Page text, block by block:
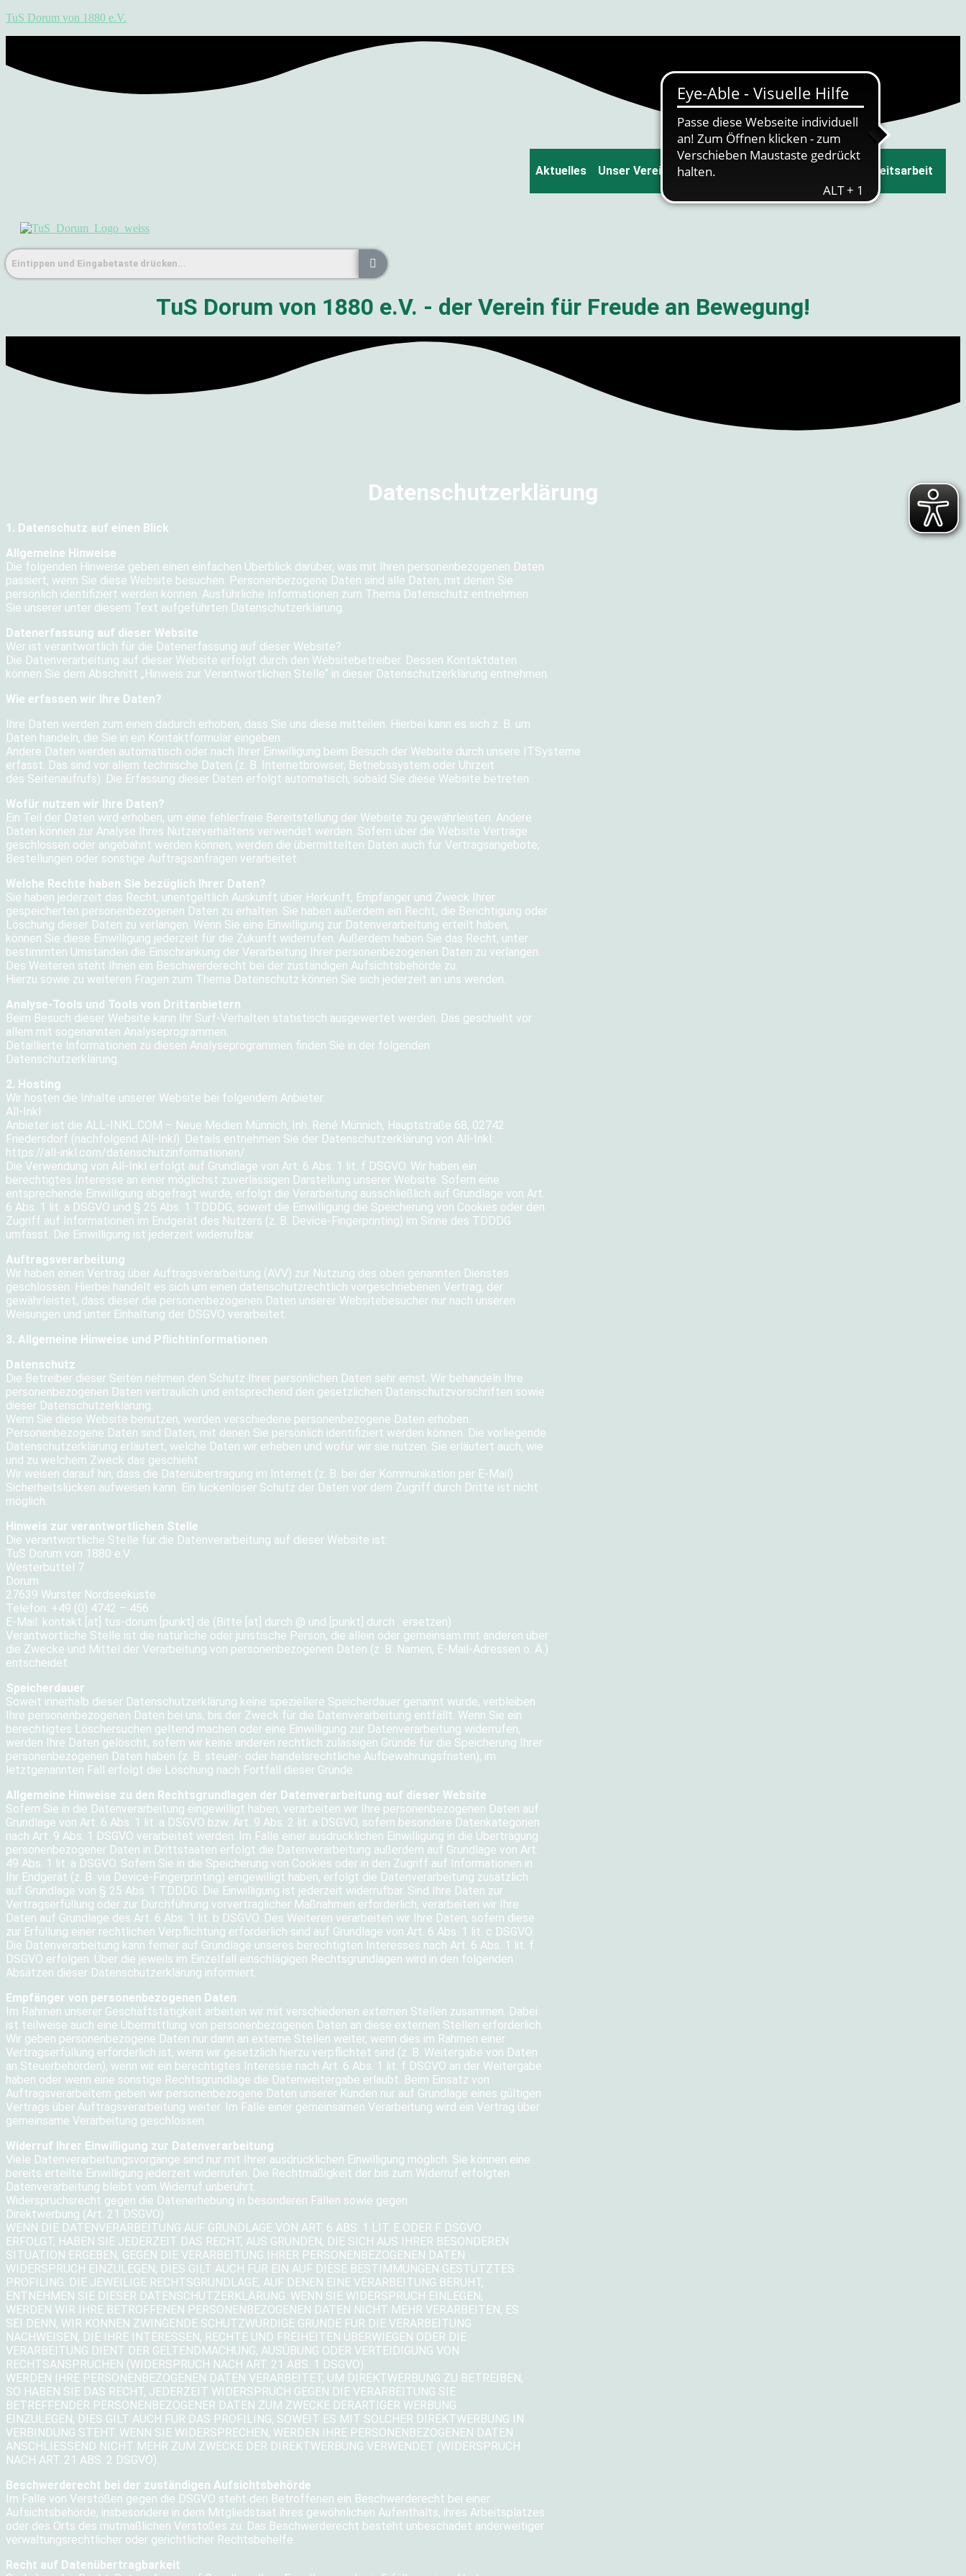
TuS Dorum von 1880 e.V.
Aktuelles Unser Verein Sportliche Angebote Öffentlichkeitsarbeit
TuS Dorum von 1880 e.V. - der Verein für Freude an Bewegung!
Datenschutzerklärung
1. Datenschutz auf einen Blick
Allgemeine Hinweise
Die folgenden Hinweise geben einen einfachen Überblick darüber, was mit Ihren personenbezogenen Daten
passiert, wenn Sie diese Website besuchen. Personenbezogene Daten sind alle Daten, mit denen Sie
persönlich identifiziert werden können. Ausführliche Informationen zum Thema Datenschutz entnehmen
Sie unserer unter diesem Text aufgeführten Datenschutzerklärung.
Datenerfassung auf dieser Website
Wer ist verantwortlich für die Datenerfassung auf dieser Website?
Die Datenverarbeitung auf dieser Website erfolgt durch den Websitebetreiber. Dessen Kontaktdaten
können Sie dem Abschnitt „Hinweis zur Verantwortlichen Stelle“ in dieser Datenschutzerklärung entnehmen.
Wie erfassen wir Ihre Daten?
Ihre Daten werden zum einen dadurch erhoben, dass Sie uns diese mitteilen. Hierbei kann es sich z. B. um
Daten handeln, die Sie in ein Kontaktformular eingeben.
Andere Daten werden automatisch oder nach Ihrer Einwilligung beim Besuch der Website durch unsere ITSysteme
erfasst. Das sind vor allem technische Daten (z. B. Internetbrowser, Betriebssystem oder Uhrzeit
des Seitenaufrufs). Die Erfassung dieser Daten erfolgt automatisch, sobald Sie diese Website betreten.
Wofür nutzen wir Ihre Daten?
Ein Teil der Daten wird erhoben, um eine fehlerfreie Bereitstellung der Website zu gewährleisten. Andere
Daten können zur Analyse Ihres Nutzerverhaltens verwendet werden. Sofern über die Website Verträge
geschlossen oder angebahnt werden können, werden die übermittelten Daten auch für Vertragsangebote,
Bestellungen oder sonstige Auftragsanfragen verarbeitet.
Welche Rechte haben Sie bezüglich Ihrer Daten?
Sie haben jederzeit das Recht, unentgeltlich Auskunft über Herkunft, Empfänger und Zweck Ihrer
gespeicherten personenbezogenen Daten zu erhalten. Sie haben außerdem ein Recht, die Berichtigung oder
Löschung dieser Daten zu verlangen. Wenn Sie eine Einwilligung zur Datenverarbeitung erteilt haben,
können Sie diese Einwilligung jederzeit für die Zukunft widerrufen. Außerdem haben Sie das Recht, unter
bestimmten Umständen die Einschränkung der Verarbeitung Ihrer personenbezogenen Daten zu verlangen.
Des Weiteren steht Ihnen ein Beschwerderecht bei der zuständigen Aufsichtsbehörde zu.
Hierzu sowie zu weiteren Fragen zum Thema Datenschutz können Sie sich jederzeit an uns wenden.
Analyse-Tools und Tools von Drittanbietern
Beim Besuch dieser Website kann Ihr Surf-Verhalten statistisch ausgewertet werden. Das geschieht vor
allem mit sogenannten Analyseprogrammen.
Detaillierte Informationen zu diesen Analyseprogrammen finden Sie in der folgenden
Datenschutzerklärung.
2. Hosting
Wir hosten die Inhalte unserer Website bei folgendem Anbieter:
All-Inkl
Anbieter ist die ALL-INKL.COM – Neue Medien Münnich, Inh. René Münnich, Hauptstraße 68, 02742
Friedersdorf (nachfolgend All-Inkl). Details entnehmen Sie der Datenschutzerklärung von All-Inkl:
https://all-inkl.com/datenschutzinformationen/.
Die Verwendung von All-Inkl erfolgt auf Grundlage von Art. 6 Abs. 1 lit. f DSGVO. Wir haben ein
berechtigtes Interesse an einer möglichst zuverlässigen Darstellung unserer Website. Sofern eine
entsprechende Einwilligung abgefragt wurde, erfolgt die Verarbeitung ausschließlich auf Grundlage von Art.
6 Abs. 1 lit. a DSGVO und § 25 Abs. 1 TDDDG, soweit die Einwilligung die Speicherung von Cookies oder den
Zugriff auf Informationen im Endgerät des Nutzers (z. B. Device-Fingerprinting) im Sinne des TDDDG
umfasst. Die Einwilligung ist jederzeit widerrufbar.
Auftragsverarbeitung
Wir haben einen Vertrag über Auftragsverarbeitung (AVV) zur Nutzung des oben genannten Dienstes
geschlossen. Hierbei handelt es sich um einen datenschutzrechtlich vorgeschriebenen Vertrag, der
gewährleistet, dass dieser die personenbezogenen Daten unserer Websitebesucher nur nach unseren
Weisungen und unter Einhaltung der DSGVO verarbeitet.
3. Allgemeine Hinweise und Pflichtinformationen
Datenschutz
Die Betreiber dieser Seiten nehmen den Schutz Ihrer persönlichen Daten sehr ernst. Wir behandeln Ihre
personenbezogenen Daten vertraulich und entsprechend den gesetzlichen Datenschutzvorschriften sowie
dieser Datenschutzerklärung.
Wenn Sie diese Website benutzen, werden verschiedene personenbezogene Daten erhoben.
Personenbezogene Daten sind Daten, mit denen Sie persönlich identifiziert werden können. Die vorliegende
Datenschutzerklärung erläutert, welche Daten wir erheben und wofür wir sie nutzen. Sie erläutert auch, wie
und zu welchem Zweck das geschieht.
Wir weisen darauf hin, dass die Datenübertragung im Internet (z. B. bei der Kommunikation per E-Mail)
Sicherheitslücken aufweisen kann. Ein lückenloser Schutz der Daten vor dem Zugriff durch Dritte ist nicht
möglich.
Hinweis zur verantwortlichen Stelle
Die verantwortliche Stelle für die Datenverarbeitung auf dieser Website ist:
TuS Dorum von 1880 e.V
Westerbüttel 7
Dorum
27639 Wurster Nordseeküste
Telefon: +49 (0) 4742 – 456
E-Mail: kontakt [at] tus-dorum [punkt] de (Bitte [at] durch @ und [punkt] durch . ersetzen)
Verantwortliche Stelle ist die natürliche oder juristische Person, die allein oder gemeinsam mit anderen über
die Zwecke und Mittel der Verarbeitung von personenbezogenen Daten (z. B. Namen, E-Mail-Adressen o. Ä.)
entscheidet.
Speicherdauer
Soweit innerhalb dieser Datenschutzerklärung keine speziellere Speicherdauer genannt wurde, verbleiben
Ihre personenbezogenen Daten bei uns, bis der Zweck für die Datenverarbeitung entfällt. Wenn Sie ein
berechtigtes Löschersuchen geltend machen oder eine Einwilligung zur Datenverarbeitung widerrufen,
werden Ihre Daten gelöscht, sofern wir keine anderen rechtlich zulässigen Gründe für die Speicherung Ihrer
personenbezogenen Daten haben (z. B. steuer- oder handelsrechtliche Aufbewahrungsfristen); im
letztgenannten Fall erfolgt die Löschung nach Fortfall dieser Gründe.
Allgemeine Hinweise zu den Rechtsgrundlagen der Datenverarbeitung auf dieser Website
Sofern Sie in die Datenverarbeitung eingewilligt haben, verarbeiten wir Ihre personenbezogenen Daten auf
Grundlage von Art. 6 Abs. 1 lit. a DSGVO bzw. Art. 9 Abs. 2 lit. a DSGVO, sofern besondere Datenkategorien
nach Art. 9 Abs. 1 DSGVO verarbeitet werden. Im Falle einer ausdrücklichen Einwilligung in die Übertragung
personenbezogener Daten in Drittstaaten erfolgt die Datenverarbeitung außerdem auf Grundlage von Art.
49 Abs. 1 lit. a DSGVO. Sofern Sie in die Speicherung von Cookies oder in den Zugriff auf Informationen in
Ihr Endgerät (z. B. via Device-Fingerprinting) eingewilligt haben, erfolgt die Datenverarbeitung zusätzlich
auf Grundlage von § 25 Abs. 1 TDDDG. Die Einwilligung ist jederzeit widerrufbar. Sind Ihre Daten zur
Vertragserfüllung oder zur Durchführung vorvertraglicher Maßnahmen erforderlich, verarbeiten wir Ihre
Daten auf Grundlage des Art. 6 Abs. 1 lit. b DSGVO. Des Weiteren verarbeiten wir Ihre Daten, sofern diese
zur Erfüllung einer rechtlichen Verpflichtung erforderlich sind auf Grundlage von Art. 6 Abs. 1 lit. c DSGVO.
Die Datenverarbeitung kann ferner auf Grundlage unseres berechtigten Interesses nach Art. 6 Abs. 1 lit. f
DSGVO erfolgen. Über die jeweils im Einzelfall einschlägigen Rechtsgrundlagen wird in den folgenden
Absätzen dieser Datenschutzerklärung informiert.
Empfänger von personenbezogenen Daten
Im Rahmen unserer Geschäftstätigkeit arbeiten wir mit verschiedenen externen Stellen zusammen. Dabei
ist teilweise auch eine Übermittlung von personenbezogenen Daten an diese externen Stellen erforderlich.
Wir geben personenbezogene Daten nur dann an externe Stellen weiter, wenn dies im Rahmen einer
Vertragserfüllung erforderlich ist, wenn wir gesetzlich hierzu verpflichtet sind (z. B. Weitergabe von Daten
an Steuerbehörden), wenn wir ein berechtigtes Interesse nach Art. 6 Abs. 1 lit. f DSGVO an der Weitergabe
haben oder wenn eine sonstige Rechtsgrundlage die Datenweitergabe erlaubt. Beim Einsatz von
Auftragsverarbeitern geben wir personenbezogene Daten unserer Kunden nur auf Grundlage eines gültigen
Vertrags über Auftragsverarbeitung weiter. Im Falle einer gemeinsamen Verarbeitung wird ein Vertrag über
gemeinsame Verarbeitung geschlossen.
Widerruf Ihrer Einwilligung zur Datenverarbeitung
Viele Datenverarbeitungsvorgänge sind nur mit Ihrer ausdrücklichen Einwilligung möglich. Sie können eine
bereits erteilte Einwilligung jederzeit widerrufen. Die Rechtmäßigkeit der bis zum Widerruf erfolgten
Datenverarbeitung bleibt vom Widerruf unberührt.
Widerspruchsrecht gegen die Datenerhebung in besonderen Fällen sowie gegen
Direktwerbung (Art. 21 DSGVO)
WENN DIE DATENVERARBEITUNG AUF GRUNDLAGE VON ART. 6 ABS. 1 LIT. E ODER F DSGVO
ERFOLGT, HABEN SIE JEDERZEIT DAS RECHT, AUS GRÜNDEN, DIE SICH AUS IHRER BESONDEREN
SITUATION ERGEBEN, GEGEN DIE VERARBEITUNG IHRER PERSONENBEZOGENEN DATEN
WIDERSPRUCH EINZULEGEN; DIES GILT AUCH FÜR EIN AUF DIESE BESTIMMUNGEN GESTÜTZTES
PROFILING. DIE JEWEILIGE RECHTSGRUNDLAGE, AUF DENEN EINE VERARBEITUNG BERUHT,
ENTNEHMEN SIE DIESER DATENSCHUTZERKLÄRUNG. WENN SIE WIDERSPRUCH EINLEGEN,
WERDEN WIR IHRE BETROFFENEN PERSONENBEZOGENEN DATEN NICHT MEHR VERARBEITEN, ES
SEI DENN, WIR KÖNNEN ZWINGENDE SCHUTZWÜRDIGE GRÜNDE FÜR DIE VERARBEITUNG
NACHWEISEN, DIE IHRE INTERESSEN, RECHTE UND FREIHEITEN ÜBERWIEGEN ODER DIE
VERARBEITUNG DIENT DER GELTENDMACHUNG, AUSÜBUNG ODER VERTEIDIGUNG VON
RECHTSANSPRÜCHEN (WIDERSPRUCH NACH ART. 21 ABS. 1 DSGVO).
WERDEN IHRE PERSONENBEZOGENEN DATEN VERARBEITET, UM DIREKTWERBUNG ZU BETREIBEN,
SO HABEN SIE DAS RECHT, JEDERZEIT WIDERSPRUCH GEGEN DIE VERARBEITUNG SIE
BETREFFENDER PERSONENBEZOGENER DATEN ZUM ZWECKE DERARTIGER WERBUNG
EINZULEGEN; DIES GILT AUCH FÜR DAS PROFILING, SOWEIT ES MIT SOLCHER DIREKTWERBUNG IN
VERBINDUNG STEHT. WENN SIE WIDERSPRECHEN, WERDEN IHRE PERSONENBEZOGENEN DATEN
ANSCHLIESSEND NICHT MEHR ZUM ZWECKE DER DIREKTWERBUNG VERWENDET (WIDERSPRUCH
NACH ART. 21 ABS. 2 DSGVO).
Beschwerderecht bei der zuständigen Aufsichtsbehörde
Im Falle von Verstößen gegen die DSGVO steht den Betroffenen ein Beschwerderecht bei einer
Aufsichtsbehörde, insbesondere in dem Mitgliedstaat ihres gewöhnlichen Aufenthalts, ihres Arbeitsplatzes
oder des Orts des mutmaßlichen Verstoßes zu. Das Beschwerderecht besteht unbeschadet anderweitiger
verwaltungsrechtlicher oder gerichtlicher Rechtsbehelfe.
Recht auf Datenübertragbarkeit